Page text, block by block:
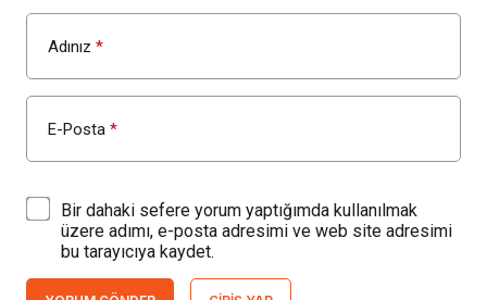
Adınız *
E-Posta *
Bir dahaki sefere yorum yaptığımda kullanılmak
üzere adımı, e-posta adresimi ve web site adresimi
bu tarayıcıya kaydet.